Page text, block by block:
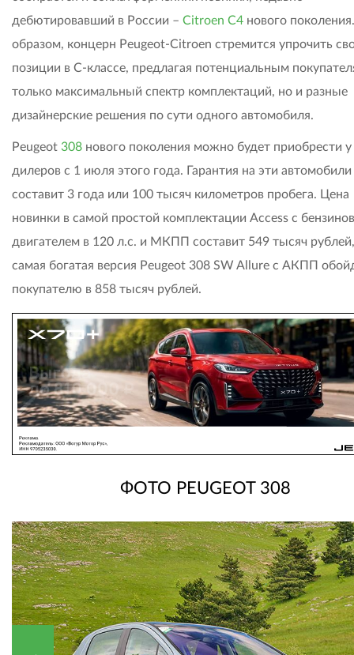
дебютировавший в России – Citroen C4 нового
образом, концерн Peugeot-Citroen стремится упрочить
позиции в С-классе, предлагая потенциальным
только максимальный спектр комплектаций, но и разные
дизайнерские решения по сути одного автомобиля.
Peugeot 308 нового поколения можно будет приобрести у
дилеров с 1 июля этого года. Гарантия на эти автомобили
составит 3 года или 100 тысяч километров пробега. Цена
новинки в самой простой комплектации Access с
двигателем в 120 л.с. и МКПП составит 549 тысяч
самая богатая версия Peugeot 308 SW Allure с АКПП
покупателю в 858 тысяч рублей.
ФОТО PEUGEOT 308